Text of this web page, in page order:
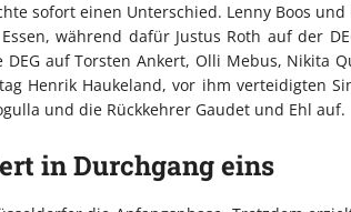
sofort einen Unterschied. Lenny Boos
während dafür Justus Roth auf der
auf Torsten Ankert, Olli Mebus, Nikita
Henrik Haukeland, vor ihm verteidigten
und die Rückkehrer Gaudet und Ehl auf.
in Durchgang eins